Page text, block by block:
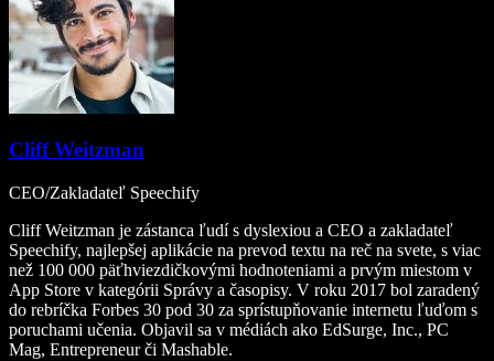
Cliff Weitzman
CEO/Zakladateľ Speechify
Cliff Weitzman je zástanca ľudí s dyslexiou a CEO a zakladateľ
Speechify, najlepšej aplikácie na prevod textu na reč na svete, s viac
než 100 000 päťhviezdičkovými hodnoteniami a prvým miestom v
App Store v kategórii Správy a časopisy. V roku 2017 bol zaradený
do rebríčka Forbes 30 pod 30 za sprístupňovanie internetu ľuďom s
poruchami učenia. Objavil sa v médiách ako EdSurge, Inc., PC
Mag, Entrepreneur či Mashable.